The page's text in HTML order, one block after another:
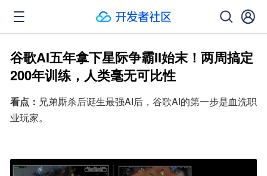
谷歌AI五年拿下星际争霸II始末！两周搞定
200年训练，人类毫无可比性
看点： 兄弟厮杀后诞生最强AI后，谷歌AI的第一步是血洗职
业玩家。